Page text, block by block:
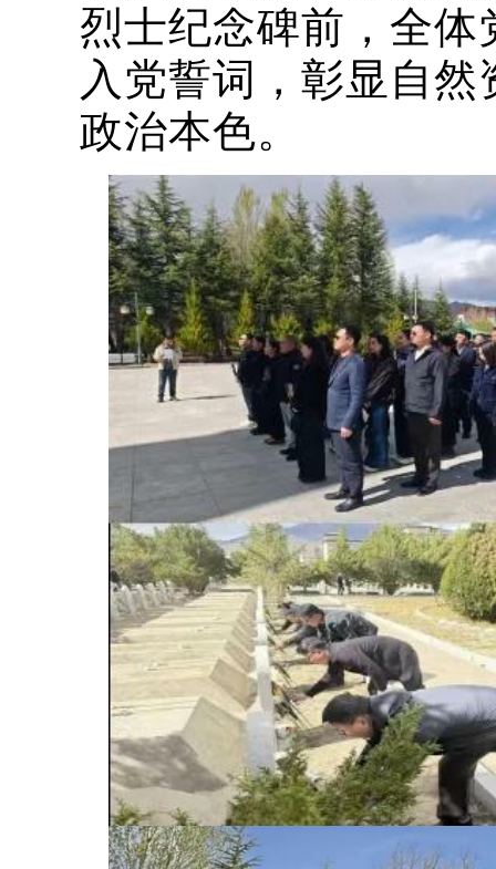
烈士纪念碑前，全
入党誓词，彰显自
政治本色。